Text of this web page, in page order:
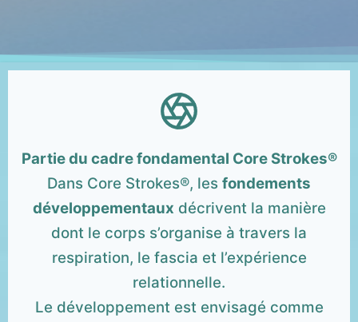
Partie du cadre fondamental Core Strokes®
Dans Core Strokes®, les fondements
développementaux décrivent la manière
dont le corps s’organise à travers la
respiration, le fascia et l’expérience
relationnelle.
Le développement est envisagé comme